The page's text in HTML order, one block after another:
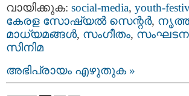
വായിക്കുക: social-media, youth-
കേരള സോഷ്യല്‍ സെന്റര്‍,
മാധ്യമങ്ങള്‍, സംഗീതം, സംഘടന
സിനിമ
അഭിപ്രായം എഴുതുക »